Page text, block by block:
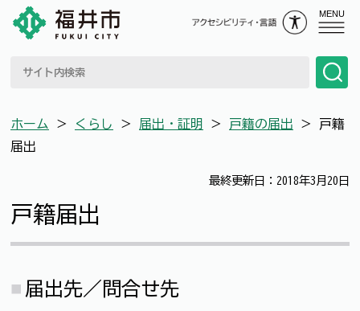
MENU
ホーム ＞ くらし ＞ 届出・証明 ＞ 戸籍の届出 ＞ 戸籍
届出
最終更新日：2018年3月20日
戸籍届出
届出先／問合せ先